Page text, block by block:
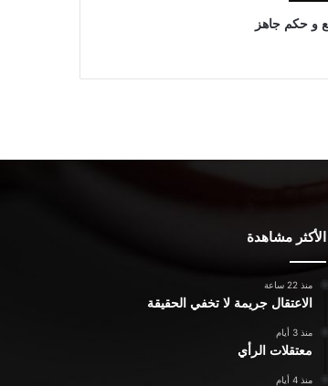
و حكم جاهز
الأكثر مشاهدة
منذ 22 ساعة
الاعتقال جريمة لا تخفي الحقيقة
منذ 3 أيام
معتقلات الرأي
منذ 4 أيام